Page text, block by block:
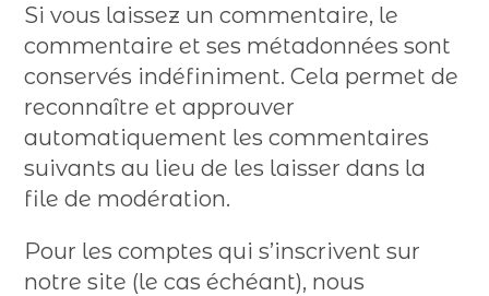
Si vous laissez un commentaire, le
commentaire et ses métadonnées sont
conservés indéfiniment. Cela permet de
reconnaître et approuver
automatiquement les commentaires
suivants au lieu de les laisser dans la
file de modération.
Pour les comptes qui s’inscrivent sur
notre site (le cas échéant), nous